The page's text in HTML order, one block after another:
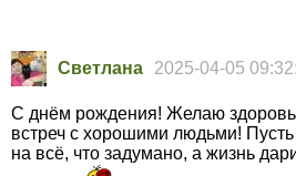
Светлана 2025-04-05
С днём рождения! Желаю
встреч с хорошими людьми! Пусть
на всё, что задумано, а жизнь